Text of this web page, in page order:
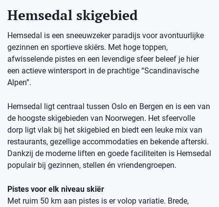
Hemsedal skigebied
Hemsedal is een sneeuwzeker paradijs voor avontuurlijke
gezinnen en sportieve skiërs. Met hoge toppen,
afwisselende pistes en een levendige sfeer beleef je hier
een actieve wintersport in de prachtige “Scandinavische
Alpen”.
Hemsedal ligt centraal tussen Oslo en Bergen en is een van
de hoogste skigebieden van Noorwegen. Het sfeervolle
dorp ligt vlak bij het skigebied en biedt een leuke mix van
restaurants, gezellige accommodaties en bekende afterski.
Dankzij de moderne liften en goede faciliteiten is Hemsedal
populair bij gezinnen, stellen én vriendengroepen.
Pistes voor elk niveau skiër
Met ruim 50 km aan pistes is er volop variatie. Brede,